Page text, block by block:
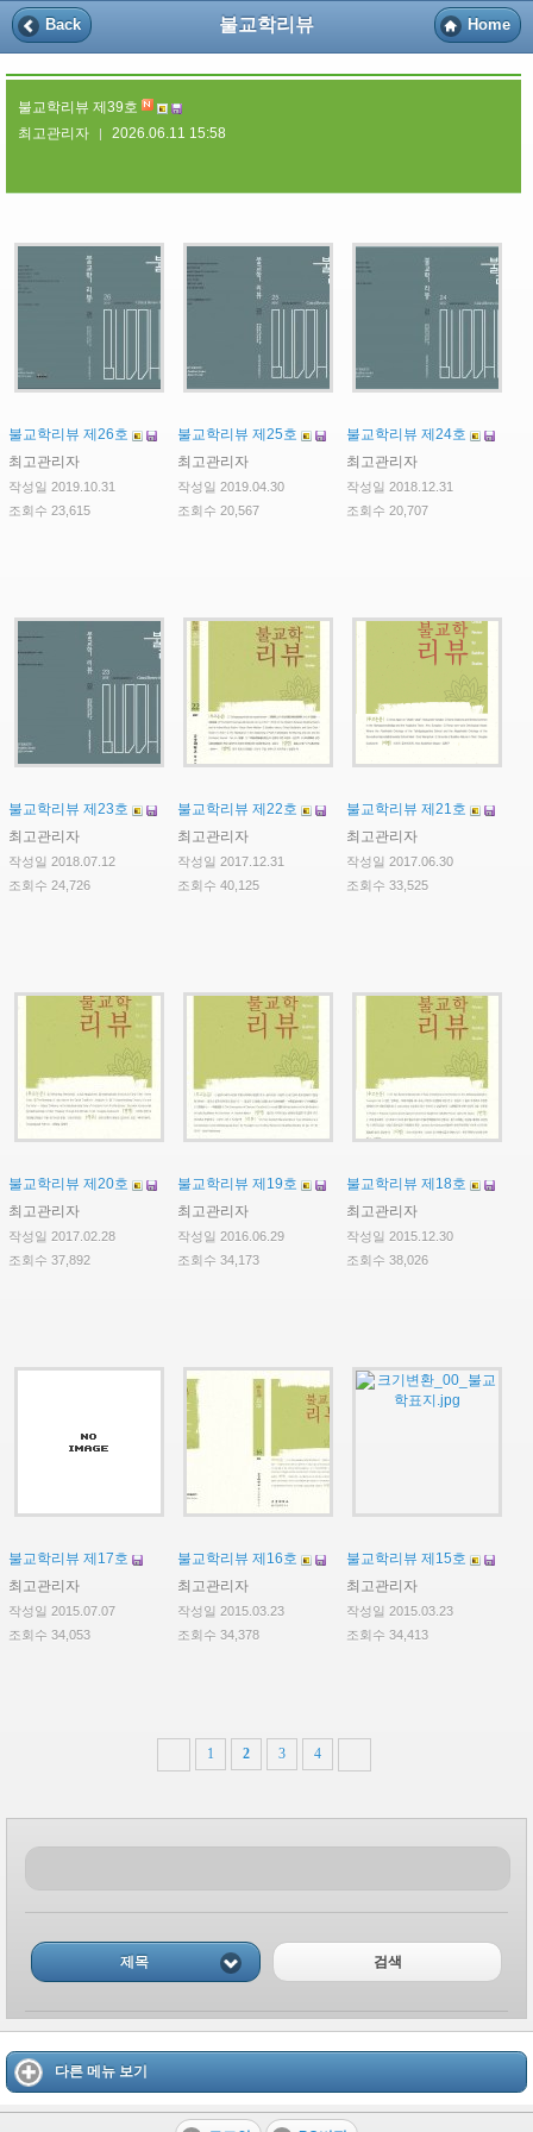
Back 불교학리뷰 Home
불교학리뷰 제39호
최고관리자
2026.06.11 15:58
불교학리뷰 제26호
최고관리자
작성일 2019.10.31
조회수 23,615
불교학리뷰 제25호
최고관리자
작성일 2019.04.30
조회수 20,567
불교학리뷰 제24호
최고관리자
작성일 2018.12.31
조회수 20,707
불교학리뷰 제23호
최고관리자
작성일 2018.07.12
조회수 24,726
불교학리뷰 제22호
최고관리자
작성일 2017.12.31
조회수 40,125
불교학리뷰 제21호
최고관리자
작성일 2017.06.30
조회수 33,525
불교학리뷰 제20호
최고관리자
작성일 2017.02.28
조회수 37,892
불교학리뷰 제19호
최고관리자
작성일 2016.06.29
조회수 34,173
불교학리뷰 제18호
최고관리자
작성일 2015.12.30
조회수 38,026
불교학리뷰 제17호
최고관리자
작성일 2015.07.07
조회수 34,053
불교학리뷰 제16호
최고관리자
작성일 2015.03.23
조회수 34,378
불교학리뷰 제15호
최고관리자
작성일 2015.03.23
조회수 34,413
1 2 3 4
제목 검색
다른 메뉴 보기